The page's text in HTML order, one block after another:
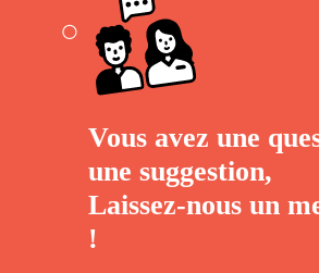
Vous avez une
une suggestion,
Laissez-nous un
!